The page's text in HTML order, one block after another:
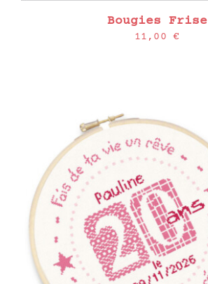
Bougies Frise
11,00€